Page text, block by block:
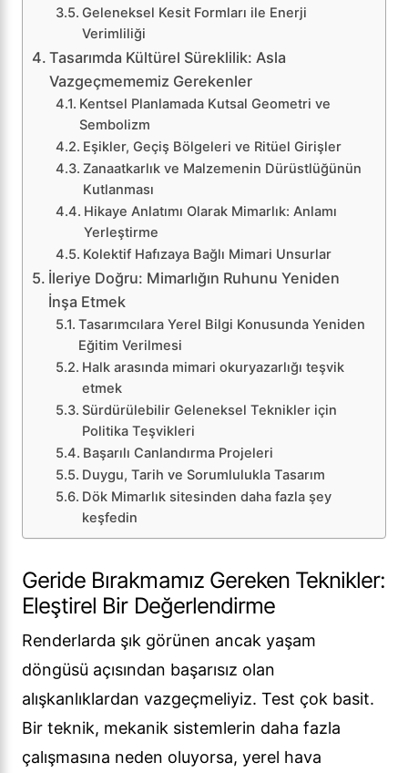
Geleneksel Kesit Formları ile Enerji
Verimliliği
Tasarımda Kültürel Süreklilik: Asla
Vazgeçmememiz Gerekenler
Kentsel Planlamada Kutsal Geometri ve
Sembolizm
Eşikler, Geçiş Bölgeleri ve Ritüel Girişler
Zanaatkarlık ve Malzemenin Dürüstlüğünün
Kutlanması
Hikaye Anlatımı Olarak Mimarlık: Anlamı
Yerleştirme
Kolektif Hafızaya Bağlı Mimari Unsurlar
İleriye Doğru: Mimarlığın Ruhunu Yeniden
İnşa Etmek
Tasarımcılara Yerel Bilgi Konusunda Yeniden
Eğitim Verilmesi
Halk arasında mimari okuryazarlığı teşvik
etmek
Sürdürülebilir Geleneksel Teknikler için
Politika Teşvikleri
Başarılı Canlandırma Projeleri
Duygu, Tarih ve Sorumlulukla Tasarım
Dök Mimarlık sitesinden daha fazla şey
keşfedin
Geride Bırakmamız Gereken Teknikler:
Eleştirel Bir Değerlendirme
Renderlarda şık görünen ancak yaşam
döngüsü açısından başarısız olan
alışkanlıklardan vazgeçmeliyiz. Test çok basit.
Bir teknik, mekanik sistemlerin daha fazla
çalışmasına neden oluyorsa, yerel hava